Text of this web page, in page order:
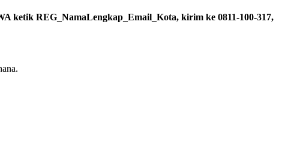
ketik REG_NamaLengkap_Email_Kota, kirim ke 0811-100-317,